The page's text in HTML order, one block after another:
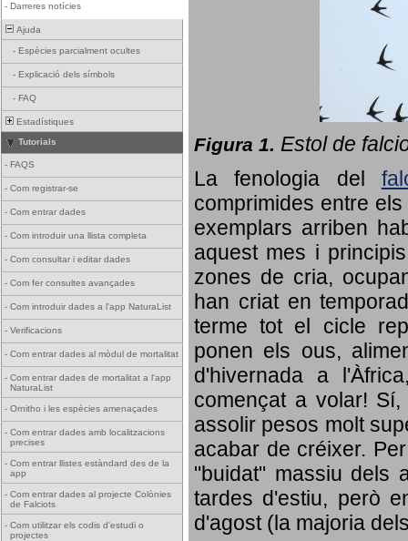
- Darreres notícies
Ajuda
- Espècies parcialment ocultes
- Explicació dels símbols
- FAQ
Estadístiques
Tutorials
- FAQS
- Com registrar-se
- Com entrar dades
- Com introduir una llista completa
- Com consultar i editar dades
- Com fer consultes avançades
- Com introduir dades a l'app NaturaList
- Verificacions
- Com entrar dades al mòdul de mortalitat
- Com entrar dades de mortalitat a l'app
NaturaList
- Ornitho i les espècies amenaçades
- Com entrar dades amb localitzacions
precises
- Com entrar llistes estàndard des de la
app
- Com entrar dades al projecte Colònies
de Falciots
- Com utilitzar els codis d'estudi o
projectes
Figura 1. Estol de
La fenologia del
comprimides entre
exemplars arriben
aquest mes i
zones de cria,
han criat en
terme tot el cicle
ponen els ous,
d'hivernada a
començat a volar!
assolir pesos molt
acabar de créixer.
"buidat" massiu dels
tardes d'estiu, però
d'agost (la majoria